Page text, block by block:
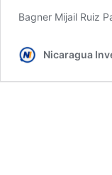
Bagner Mijail Ruiz
Nicaragua